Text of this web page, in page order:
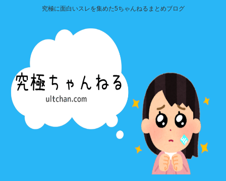
究極に面白いスレを集めた5ちゃんねるまとめブログ